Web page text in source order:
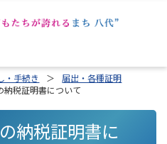
・手続き
届出・各種証明
納税証明書について
納税証明書に